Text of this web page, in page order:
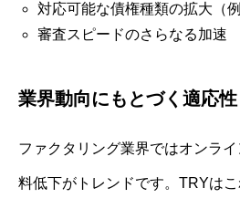
対応可能な債権種類の拡大（
審査スピードのさらなる加速
業界動向にもとづく適応性
ファクタリング業界ではオンラ
料低下がトレンドです。TRYは